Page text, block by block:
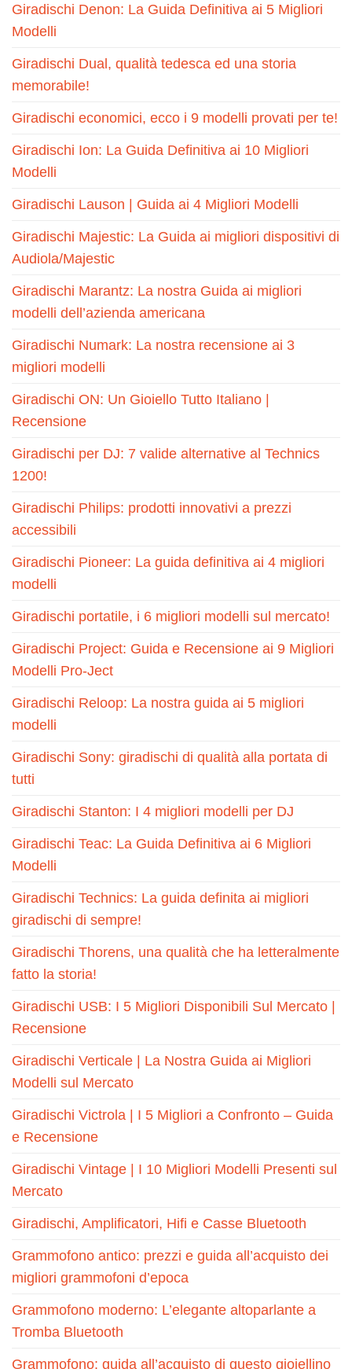
Giradischi Denon: La Guida Definitiva ai 5 Migliori
Modelli
Giradischi Dual, qualità tedesca ed una storia
memorabile!
Giradischi economici, ecco i 9 modelli provati per te!
Giradischi Ion: La Guida Definitiva ai 10 Migliori
Modelli
Giradischi Lauson | Guida ai 4 Migliori Modelli
Giradischi Majestic: La Guida ai migliori dispositivi di
Audiola/Majestic
Giradischi Marantz: La nostra Guida ai migliori
modelli dell’azienda americana
Giradischi Numark: La nostra recensione ai 3
migliori modelli
Giradischi ON: Un Gioiello Tutto Italiano |
Recensione
Giradischi per DJ: 7 valide alternative al Technics
1200!
Giradischi Philips: prodotti innovativi a prezzi
accessibili
Giradischi Pioneer: La guida definitiva ai 4 migliori
modelli
Giradischi portatile, i 6 migliori modelli sul mercato!
Giradischi Project: Guida e Recensione ai 9 Migliori
Modelli Pro-Ject
Giradischi Reloop: La nostra guida ai 5 migliori
modelli
Giradischi Sony: giradischi di qualità alla portata di
tutti
Giradischi Stanton: I 4 migliori modelli per DJ
Giradischi Teac: La Guida Definitiva ai 6 Migliori
Modelli
Giradischi Technics: La guida definita ai migliori
giradischi di sempre!
Giradischi Thorens, una qualità che ha letteralmente
fatto la storia!
Giradischi USB: I 5 Migliori Disponibili Sul Mercato |
Recensione
Giradischi Verticale | La Nostra Guida ai Migliori
Modelli sul Mercato
Giradischi Victrola | I 5 Migliori a Confronto – Guida
e Recensione
Giradischi Vintage | I 10 Migliori Modelli Presenti sul
Mercato
Giradischi, Amplificatori, Hifi e Casse Bluetooth
Grammofono antico: prezzi e guida all’acquisto dei
migliori grammofoni d’epoca
Grammofono moderno: L’elegante altoparlante a
Tromba Bluetooth
Grammofono: guida all’acquisto di questo gioiellino